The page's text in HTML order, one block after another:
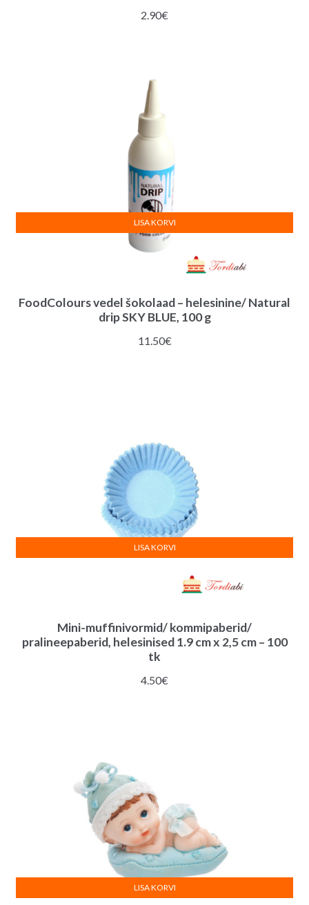
2.90€
FoodColours vedel šokolaad – helesinine/ Natural
drip SKY BLUE, 100 g
11.50€
LISA KORVI
Mini-muffinivormid/ kommipaberid/
pralineepaberid, helesinised 1.9 cm x 2,5 cm – 100
tk
4.50€
LISA KORVI
LISA KORVI